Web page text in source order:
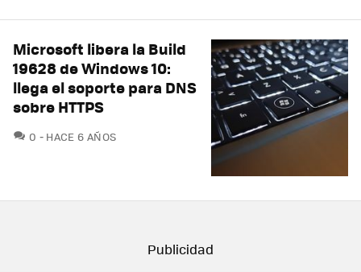
Microsoft libera la Build
19628 de Windows 10:
llega el soporte para DNS
sobre HTTPS
0 COMENTARIOS
HACE 6 AÑOS